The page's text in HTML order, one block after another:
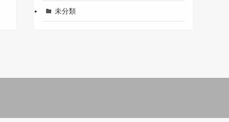
未分類